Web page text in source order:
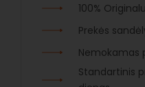
100%
Prekės
Nemokamas
Standartinis